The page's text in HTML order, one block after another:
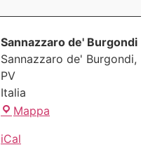
Sannazzaro de' Burgondi
Sannazzaro de' Burgondi,
PV
Italia
Mappa
iCal